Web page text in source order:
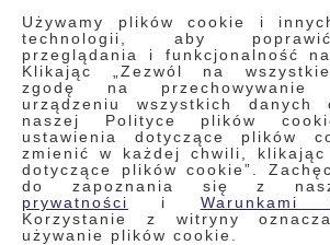
Używamy plików cookie i
technologii, aby
przeglądania i funkcjonalność
Klikając „Zezwól na
zgodę na
urządzeniu wszystkich danych
naszej Polityce plików
ustawienia dotyczące plików
zmienić w każdej chwili, klikając
dotyczące plików cookie”.
do zapoznania się z
prywatności
i Warunkami
Korzystanie z witryny
używanie plików cookie.
INFORMACJE
Regulamin
Polityka prywatności i pliki cookie
Wyszukiwane frazy
Wyszukiwanie zaawansowane
Zamówienia
Skontaktuj się z nami